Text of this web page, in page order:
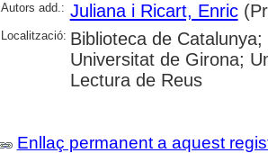
Autors add.: Juliana i Ricart, Enric
Localització: Biblioteca de
Universitat de Girona;
Lectura de Reus
Enllaç permanent a aquest